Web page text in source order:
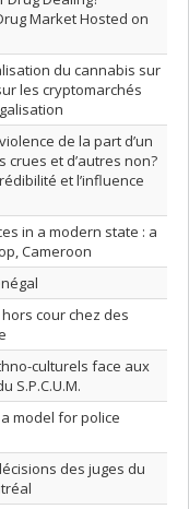
Market Hosted on
du cannabis sur
les cryptomarchés
de la part d’un
crues et d’autres non?
et l’influence
in a modern state : a
Cameroon
cour chez des
culturels face aux
S.P.C.U.M.
model for police
des juges du